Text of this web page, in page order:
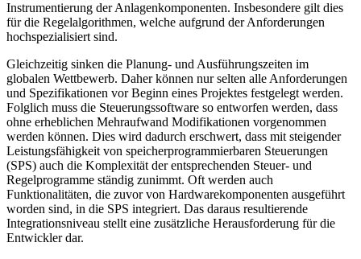
Instrumentierung der Anlagenkomponenten. Insbesondere gilt dies
für die Regelalgorithmen, welche aufgrund der Anforderungen
hochspezialisiert sind.
Gleichzeitig sinken die Planung- und Ausführungszeiten im
globalen Wettbewerb. Daher können nur selten alle Anforderungen
und Spezifikationen vor Beginn eines Projektes festgelegt werden.
Folglich muss die Steuerungssoftware so entworfen werden, dass
ohne erheblichen Mehraufwand Modifikationen vorgenommen
werden können. Dies wird dadurch erschwert, dass mit steigender
Leistungsfähigkeit von speicherprogrammierbaren Steuerungen
(SPS) auch die Komplexität der entsprechenden Steuer- und
Regelprogramme ständig zunimmt. Oft werden auch
Funktionalitäten, die zuvor von Hardwarekomponenten ausgeführt
worden sind, in die SPS integriert. Das daraus resultierende
Integrationsniveau stellt eine zusätzliche Herausforderung für die
Entwickler dar.